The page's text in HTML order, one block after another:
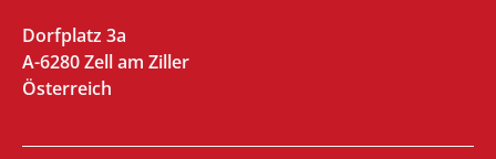
Dorfplatz 3a
A-6280 Zell am Ziller
Österreich